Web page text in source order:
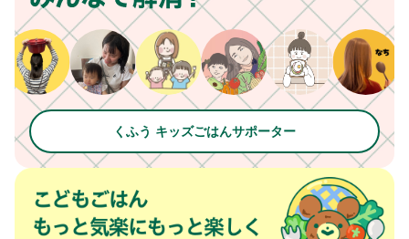
くふう キッズごはんサポーター